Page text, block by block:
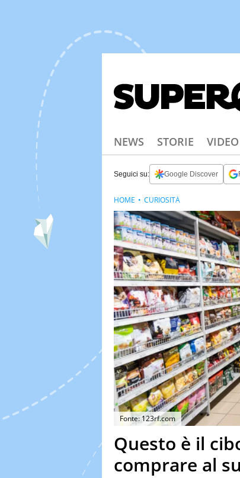
NEWS STORIE VIDEO
Seguici su: Google Discover
Fonte: 123rf.com
Questo è il
comprare al
HOME CURIOSITÀ